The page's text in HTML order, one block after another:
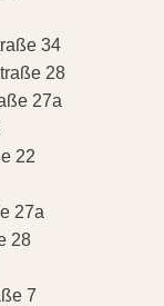
34
28
27a
22
27a
28
7